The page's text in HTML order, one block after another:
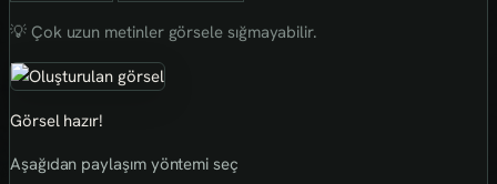
💡 Çok uzun metinler görsele sığmayabilir.
Görsel hazır!
Aşağıdan paylaşım yöntemi seç